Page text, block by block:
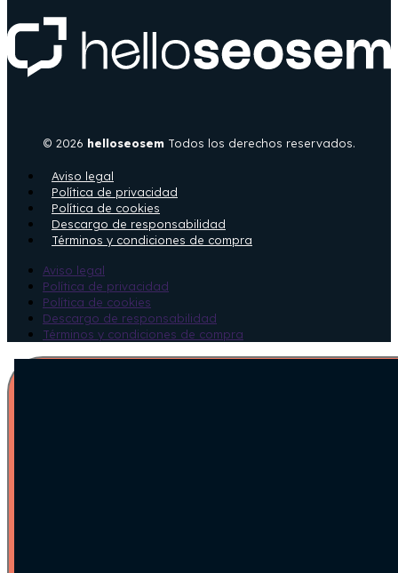
© 2026 helloseosem Todos los derechos reservados.
Aviso legal
Política de privacidad
Política de cookies
Descargo de responsabilidad
Términos y condiciones de compra
Aviso legal
Política de privacidad
Política de cookies
Descargo de responsabilidad
Términos y condiciones de compra